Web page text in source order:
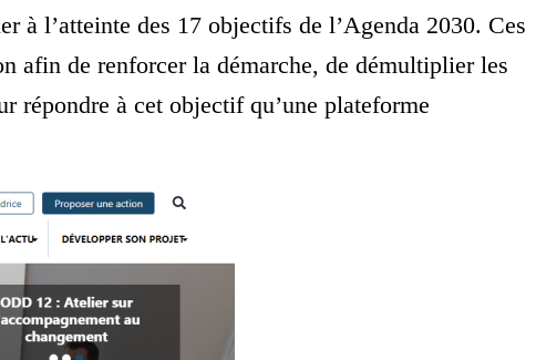
à l’atteinte des 17 objectifs de l’Agenda 2030. Ces
afin de renforcer la démarche, de démultiplier les
répondre à cet objectif qu’une plateforme